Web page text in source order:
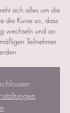
sich alles um die
die Kurse so, dass
wechseln und an
Teilnehmer